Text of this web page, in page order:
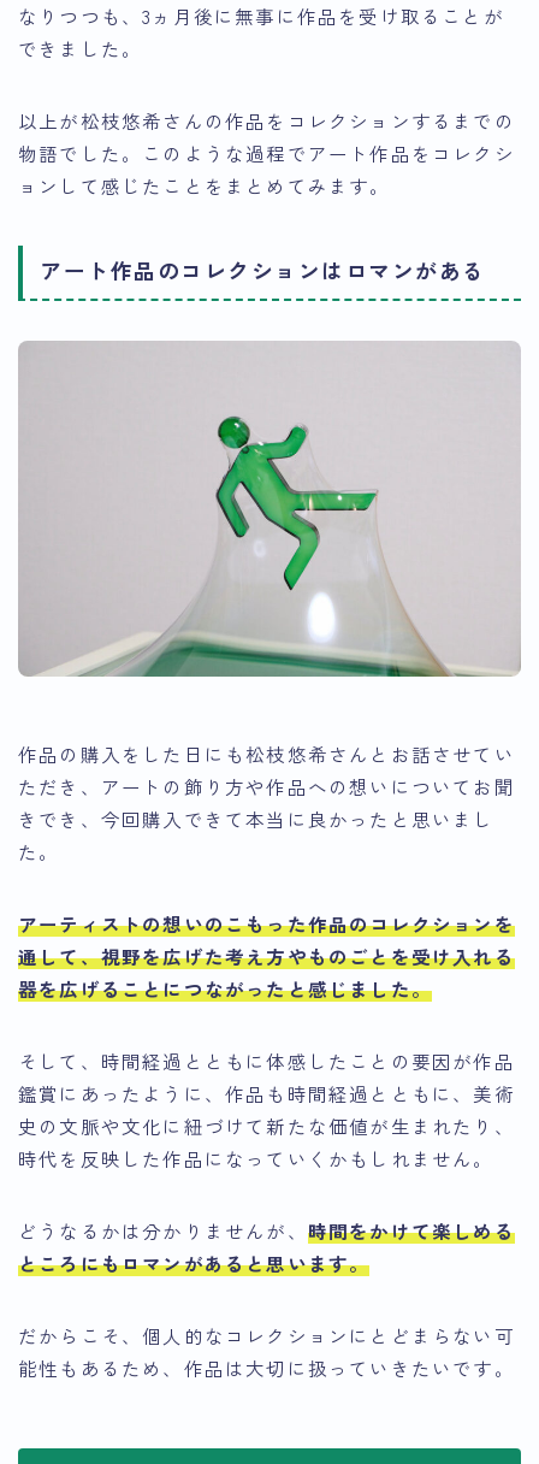
なりつつも、3ヵ月後に無事に作品を受け取ることが
できました。
以上が松枝悠希さんの作品をコレクションするまでの
物語でした。このような過程でアート作品をコレクシ
ョンして感じたことをまとめてみます。
アート作品のコレクションはロマンがある
作品の購入をした日にも松枝悠希さんとお話させてい
ただき、アートの飾り方や作品への想いについてお聞
きでき、今回購入できて本当に良かったと思いまし
た。
アーティストの想いのこもった作品のコレクションを
通して、視野を広げた考え方やものごとを受け入れる
器を広げることにつながったと感じました。
そして、時間経過とともに体感したことの要因が作品
鑑賞にあったように、 作品も時間経過とともに、美術
史の文脈や文化に紐づけて新たな価値が生まれたり、
時代を反映した作品になっていくかもしれません。
どうなるかは分かりませんが、 時間をかけて楽しめる
ところにもロマンがあると思います。
だからこそ、個人的なコレクションにとどまらない可
能性もあるため、作品は大切に扱っていきたいです。